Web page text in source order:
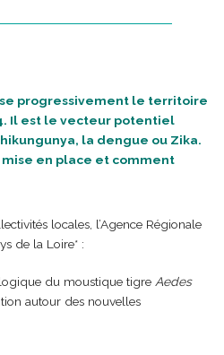
progressivement le territoire
Il est le vecteur potentiel
la dengue ou Zika.
en place et comment
locales, l’Agence Régionale
de la Loire* :
du moustique tigre Aedes
autour des nouvelles